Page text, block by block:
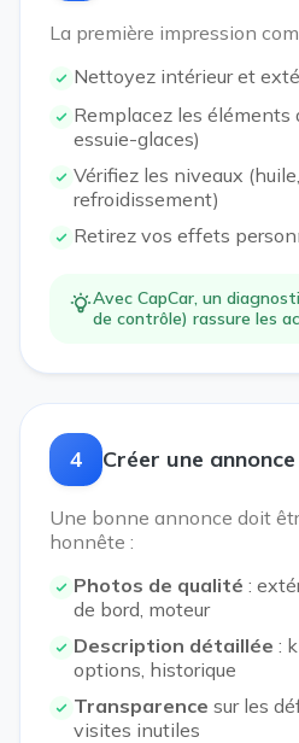
La première impression
Nettoyez intérieur et
Remplacez les éléments
essuie-glaces)
Vérifiez les niveaux
refroidissement)
Retirez vos effets
Avec CapCar, un
de contrôle) rassure les
4 Créer une
Une bonne annonce doit
honnête :
Photos de qualité :
de bord, moteur
Description détaillée :
options, historique
Transparence sur les
visites inutiles